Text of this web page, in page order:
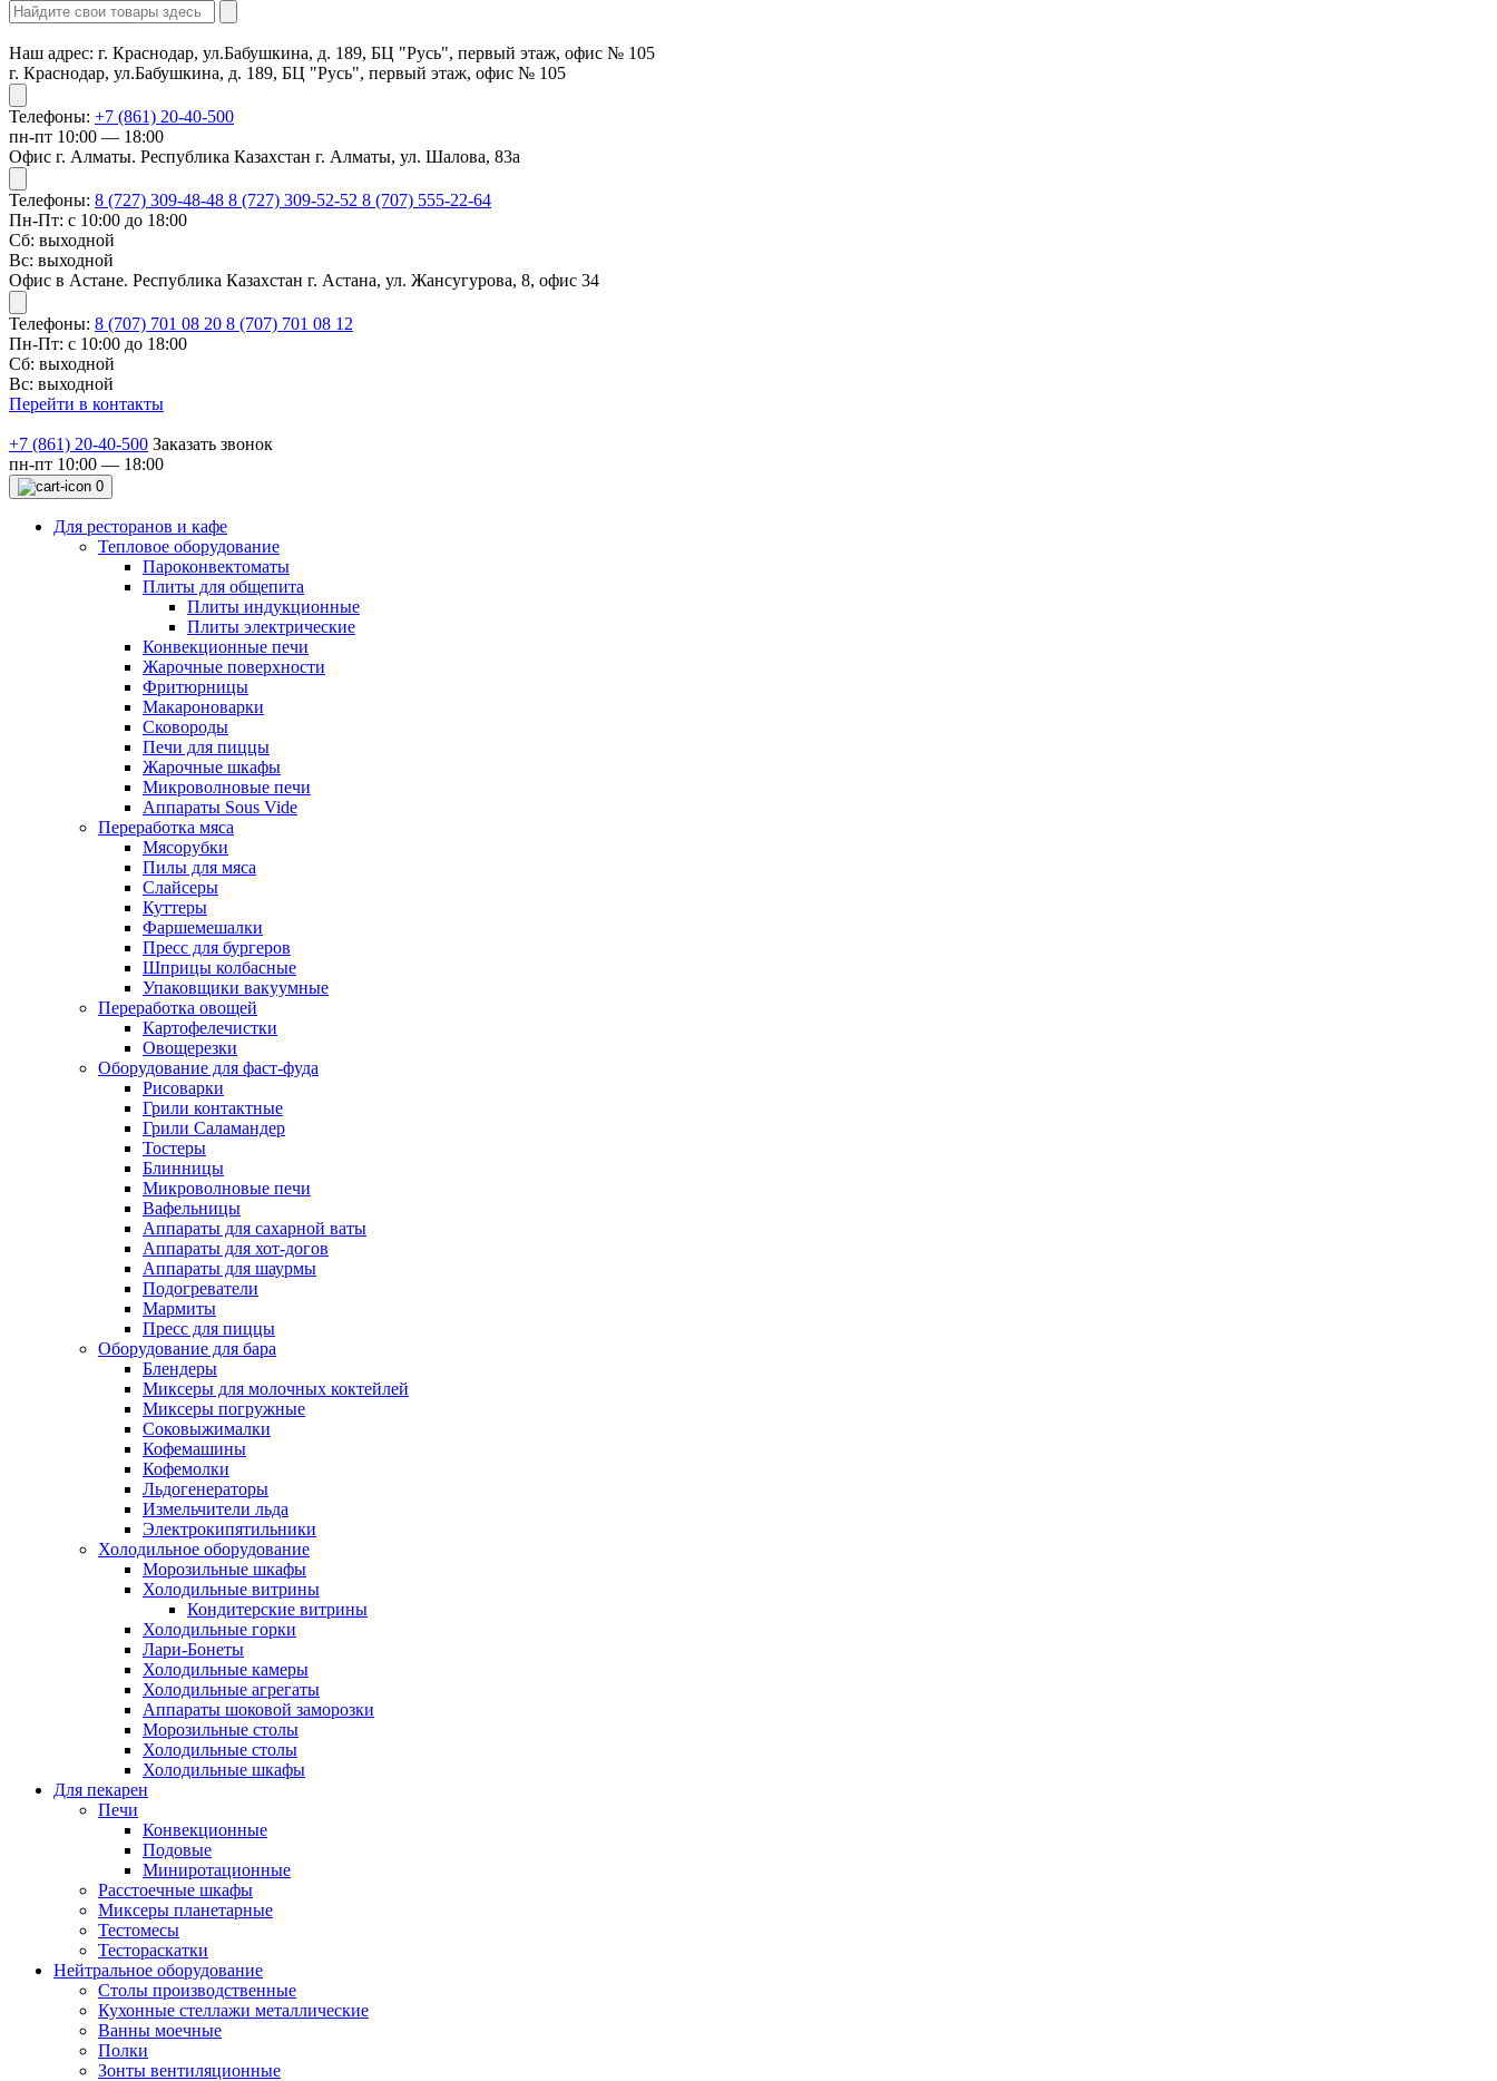
Наш адрес: г. Краснодар, ул.Бабушкина, д. 189, БЦ "Русь", первый этаж, офис № 105
г. Краснодар, ул.Бабушкина, д. 189, БЦ "Русь", первый этаж, офис № 105
Телефоны: +7 (861) 20-40-500
пн-пт 10:00 — 18:00
Офис г. Алматы. Республика Казахстан г. Алматы, ул. Шалова, 83а
Телефоны: 8 (727) 309-48-48 8 (727) 309-52-52 8 (707) 555-22-64
Пн-Пт: с 10:00 до 18:00
Сб: выходной
Вс: выходной
Офис в Астане. Республика Казахстан г. Астана, ул. Жансугурова, 8, офис 34
Телефоны: 8 (707) 701 08 20 8 (707) 701 08 12
Пн-Пт: с 10:00 до 18:00
Сб: выходной
Вс: выходной
Перейти в контакты
+7 (861) 20-40-500 Заказать звонок
пн-пт 10:00 — 18:00
0
Для ресторанов и кафе
Тепловое оборудование
Пароконвектоматы
Плиты для общепита
Плиты индукционные
Плиты электрические
Конвекционные печи
Жарочные поверхности
Фритюрницы
Макароноварки
Сковороды
Печи для пиццы
Жарочные шкафы
Микроволновые печи
Аппараты Sous Vide
Переработка мяса
Мясорубки
Пилы для мяса
Слайсеры
Куттеры
Фаршемешалки
Пресс для бургеров
Шприцы колбасные
Упаковщики вакуумные
Переработка овощей
Картофелечистки
Овощерезки
Оборудование для фаст-фуда
Рисоварки
Грили контактные
Грили Саламандер
Тостеры
Блинницы
Микроволновые печи
Вафельницы
Аппараты для сахарной ваты
Аппараты для хот-догов
Аппараты для шаурмы
Подогреватели
Мармиты
Пресс для пиццы
Оборудование для бара
Блендеры
Миксеры для молочных коктейлей
Миксеры погружные
Соковыжималки
Кофемашины
Кофемолки
Льдогенераторы
Измельчители льда
Электрокипятильники
Холодильное оборудование
Морозильные шкафы
Холодильные витрины
Кондитерские витрины
Холодильные горки
Лари-Бонеты
Холодильные камеры
Холодильные агрегаты
Аппараты шоковой заморозки
Морозильные столы
Холодильные столы
Холодильные шкафы
Для пекарен
Печи
Конвекционные
Подовые
Миниротационные
Расстоечные шкафы
Миксеры планетарные
Тестомесы
Тестораскатки
Нейтральное оборудование
Столы производственные
Кухонные стеллажи металлические
Ванны моечные
Полки
Зонты вентиляционные